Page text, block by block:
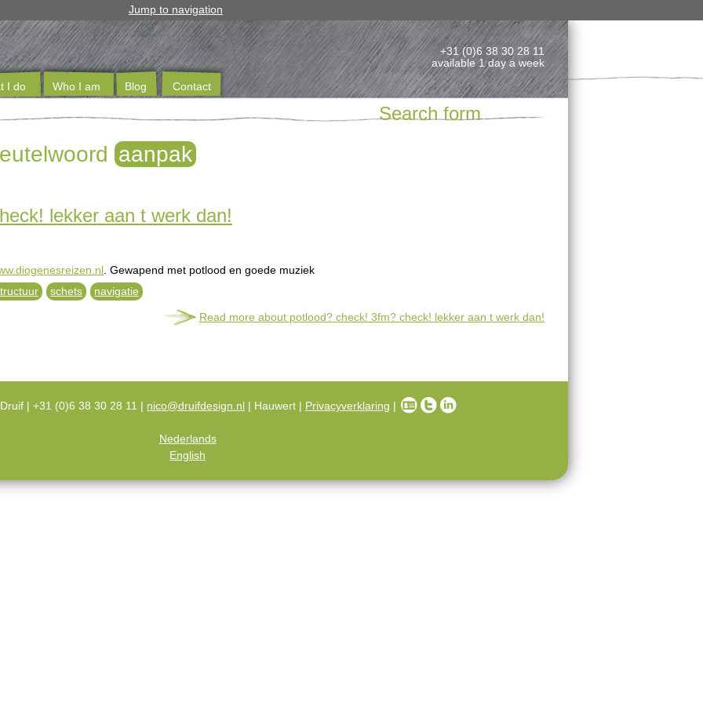
Jump to navigation
+31 (0)6 38 30 28 11
available 1 day a week
Search form
aanpak
lekker aan t werk dan!
. Gewapend met potlood en goede muziek
schets navigatie
Read more about potlood? check! 3fm? check! lekker aan t werk dan!
I do Who I am Blog Contact
| +31 (0)6 38 30 28 11 | nico@druifdesign.nl | Hauwert | Privacyverklaring |
Nederlands
English